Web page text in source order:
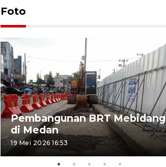
Foto
Pembangunan BRT Mebidang
di Medan
19 Mei 2026 16:53